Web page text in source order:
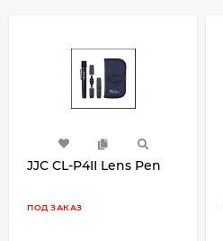
JJC CL-P4II Lens Pen
ПОД ЗАКАЗ